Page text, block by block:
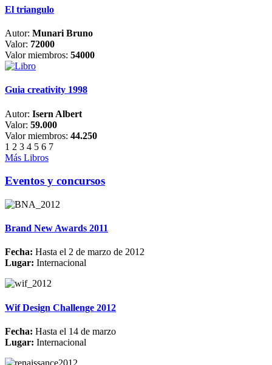
El triangulo
Autor: Munari Bruno
Valor: 72000
Valor miembros: 54000
Guia creativity 1998
Autor: Isern Albert
Valor: 59.000
Valor miembros: 44.250
1 2 3 4 5 6 7
Más Libros
Eventos y concursos
Brand New Awards 2011
Fecha: Hasta el 2 de marzo de 2012
Lugar: Internacional
Wif Design Challenge 2012
Fecha: Hasta el 14 de marzo
Lugar: Internacional